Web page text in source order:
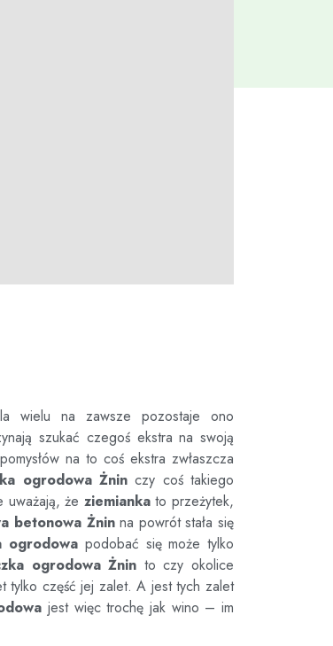
wielu na zawsze pozostaje ono
szukać czegoś ekstra na swoją
na to coś ekstra zwłaszcza
ogrodowa Żninczy coś takiego
uważają, że ziemiankato przeżytek,
betonowa Żninna powrót stała się
ogrodowa podobać się może tylko
ogrodowa Żnin to czy okolice
tylko część jej zalet. A jest tych zalet
jest więc trochę jak wino – im